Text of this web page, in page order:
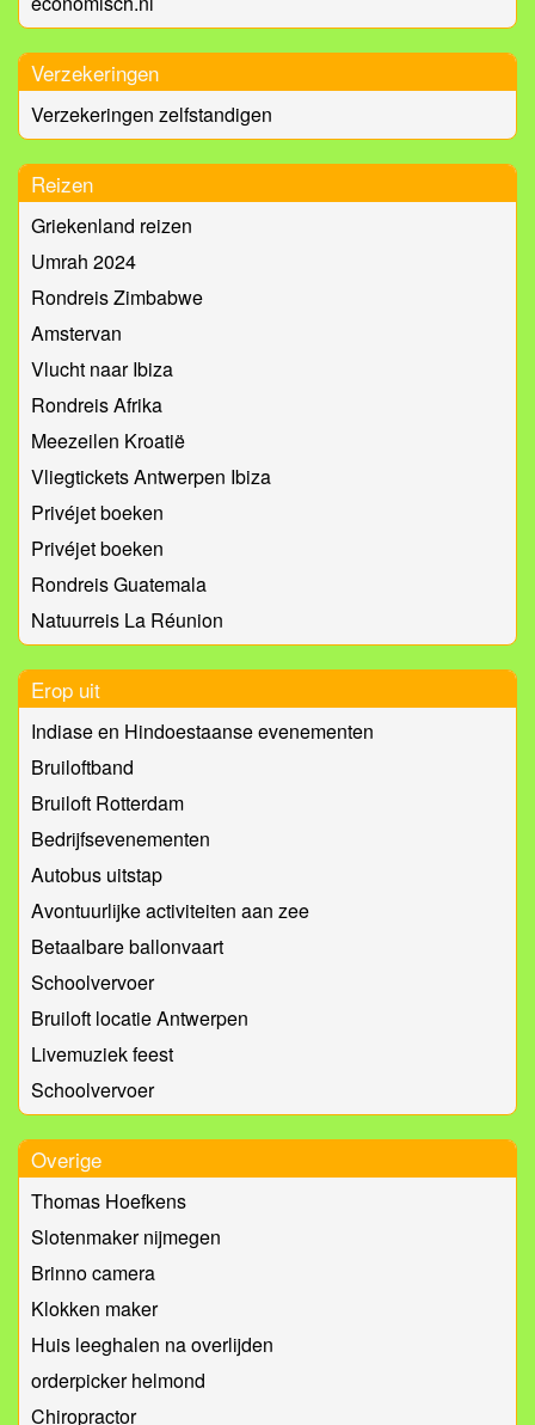
Verzekeringen
Verzekeringen zelfstandigen
Reizen
Griekenland reizen
Umrah 2024
Rondreis Zimbabwe
Amstervan
Vlucht naar Ibiza
Rondreis Afrika
Meezeilen Kroatië
Vliegtickets Antwerpen Ibiza
Privéjet boeken
Privéjet boeken
Rondreis Guatemala
Natuurreis La Réunion
Erop uit
Indiase en Hindoestaanse evenementen
Bruiloftband
Bruiloft Rotterdam
Bedrijfsevenementen
Autobus uitstap
Avontuurlijke activiteiten aan zee
Betaalbare ballonvaart
Schoolvervoer
Bruiloft locatie Antwerpen
Livemuziek feest
Schoolvervoer
Overige
Thomas Hoefkens
Slotenmaker nijmegen
Brinno camera
Klokken maker
Huis leeghalen na overlijden
orderpicker helmond
Chiropractor